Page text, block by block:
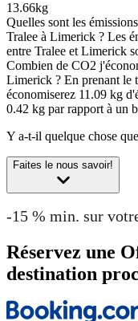
13.66kg
Quelles sont les
Tralee à Limerick ? Les
entre Tralee et Limerick
Combien de CO2
Limerick ? En prenant le
économiserez 11.09 kg
0.42 kg par rapport à un
Y a-t-il quelque chose
Faites le nous savoir!
-15 % min. sur
Réservez une
destination